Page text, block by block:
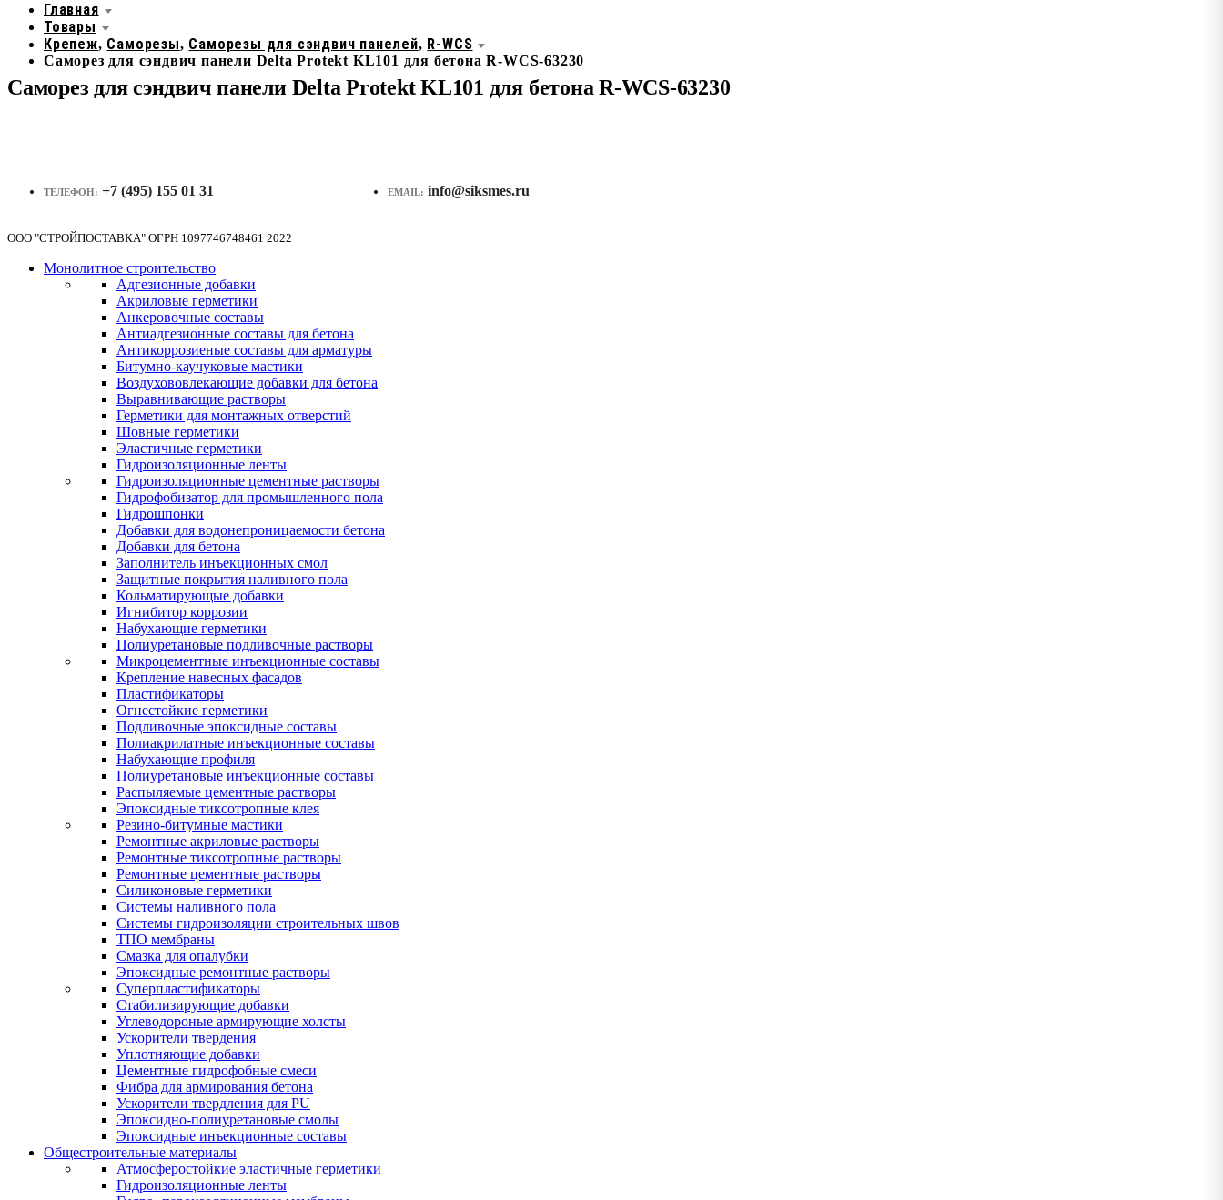
Главная
Товары
Крепеж, Саморезы, Саморезы для сэндвич панелей, R-WCS
Саморез для сэндвич панели Delta Protekt KL101 для бетона R-WCS-63230
Саморез для сэндвич панели Delta Protekt KL101 для бетона R-WCS-63230
ТЕЛЕФОН: +7 (495) 155 01 31 EMAIL: info@siksmes.ru
ООО "СТРОЙПОСТАВКА" ОГРН 1097746748461 2022
Монолитное строительство
Адгезионные добавки
Акриловые герметики
Анкеровочные составы
Антиадгезионные составы для бетона
Антикоррозиеные составы для арматуры
Битумно-каучуковые мастики
Воздухововлекающие добавки для бетона
Выравнивающие растворы
Герметики для монтажных отверстий
Шовные герметики
Эластичные герметики
Гидроизоляционные ленты
Гидроизоляционные цементные растворы
Гидрофобизатор для промышленного пола
Гидрошпонки
Добавки для водонепроницаемости бетона
Добавки для бетона
Заполнитель инъекционных смол
Защитные покрытия наливного пола
Кольматирующые добавки
Игнибитор коррозии
Набухающие герметики
Полиуретановые подливочные растворы
Микроцементные инъекционные составы
Крепление навесных фасадов
Пластификаторы
Огнестойкие герметики
Подливочные эпоксидные составы
Полиакрилатные инъекционные составы
Набухающие профиля
Полиуретановые инъекционные составы
Распыляемые цементные растворы
Эпоксидные тиксотропные клея
Резино-битумные мастики
Ремонтные акриловые растворы
Ремонтные тиксотропные растворы
Ремонтные цементные растворы
Силиконовые герметики
Системы наливного пола
Системы гидроизоляции строительных швов
ТПО мембраны
Смазка для опалубки
Эпоксидные ремонтные растворы
Суперпластификаторы
Стабилизирующие добавки
Углеводороные армирующие холсты
Ускорители твердения
Уплотняющие добавки
Цементные гидрофобные смеси
Фибра для армирования бетона
Ускорители твердления для PU
Эпоксидно-полиуретановые смолы
Эпоксидные инъекционные составы
Общестроительные материалы
Атмосферостойкие эластичные герметики
Гидроизоляционные ленты